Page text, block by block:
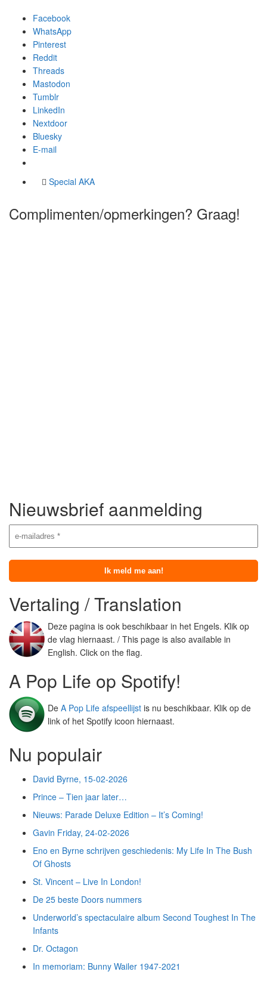
Facebook
WhatsApp
Pinterest
Reddit
Threads
Mastodon
Tumblr
LinkedIn
Nextdoor
Bluesky
E-mail
Special AKA
Complimenten/opmerkingen? Graag!
Nieuwsbrief aanmelding
Vertaling / Translation
Deze pagina is ook beschikbaar in het Engels. Klik op
de vlag hiernaast. / This page is also available in
English. Click on the flag.
A Pop Life op Spotify!
De A Pop Life afspeellijst is nu beschikbaar. Klik op de
link of het Spotify icoon hiernaast.
Nu populair
David Byrne, 15-02-2026
Prince – Tien jaar later…
Nieuws: Parade Deluxe Edition – It’s Coming!
Gavin Friday, 24-02-2026
Eno en Byrne schrijven geschiedenis: My Life In The Bush
Of Ghosts
St. Vincent – Live In London!
De 25 beste Doors nummers
Underworld’s spectaculaire album Second Toughest In The
Infants
Dr. Octagon
In memoriam: Bunny Wailer 1947-2021